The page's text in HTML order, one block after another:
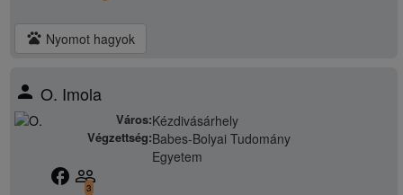
pets Nyomot hagyok
person O. Imola
Város:Kézdivásárhely
Végzettség:Babes-Bolyai Tudomány
Egyetem
facebook people_outline
3